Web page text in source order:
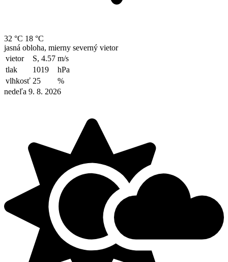
32 °C 18 °C
jasná obloha, mierny severný vietor
vietor
S, 4.57 m/s
tlak
1019
hPa
vlhkosť 25
%
nedeľa 9. 8. 2026